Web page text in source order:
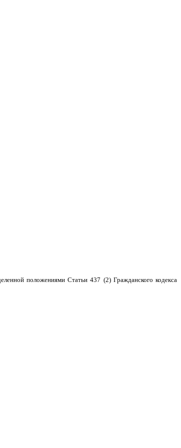
положениями Статьи 437 (2) Гражданского кодекса